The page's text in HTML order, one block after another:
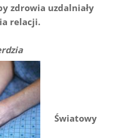
zdrowia uzdalniały
relacji.
Światowy